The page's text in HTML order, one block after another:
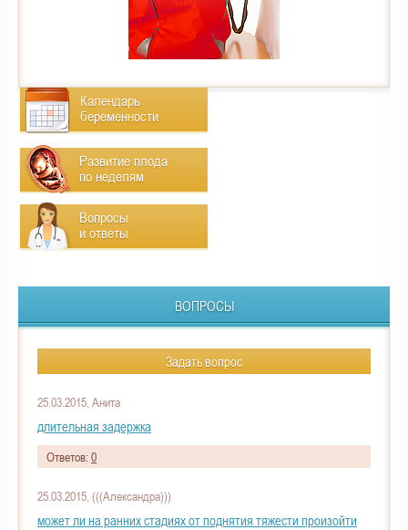
Календарь
беременности
Развитие плода
по неделям
Вопросы
и ответы
ВОПРОСЫ
Задать вопрос
25.03.2015, Анита
длительная задержка
Ответов:0
25.03.2015, (((Александра)))
может ли на ранних стадиях от поднятия тяжести произойти